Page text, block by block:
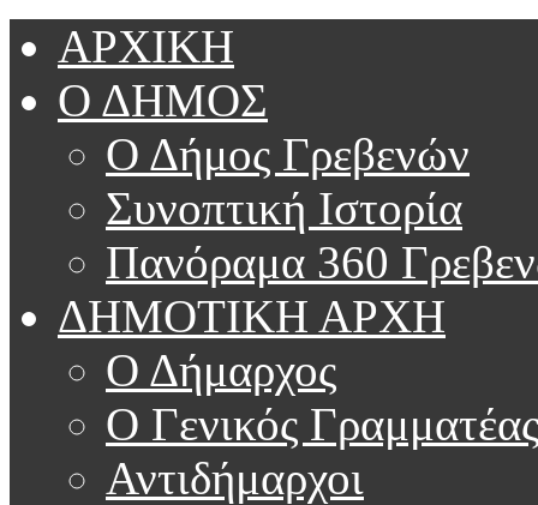
ΑΡΧΙΚΗ
Ο ΔΗΜΟΣ
Ο Δήμος Γρεβενών
Συνοπτική Ιστορία
Πανόραμα 360
ΔΗΜΟΤΙΚΗ ΑΡΧΗ
Ο Δήμαρχος
Ο Γενικός Γραμματέας
Αντιδήμαρχοι